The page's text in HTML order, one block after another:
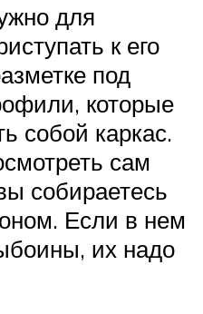
для
к его
под
которые
собой каркас.
сам
собираетесь
Если в нем
их надо